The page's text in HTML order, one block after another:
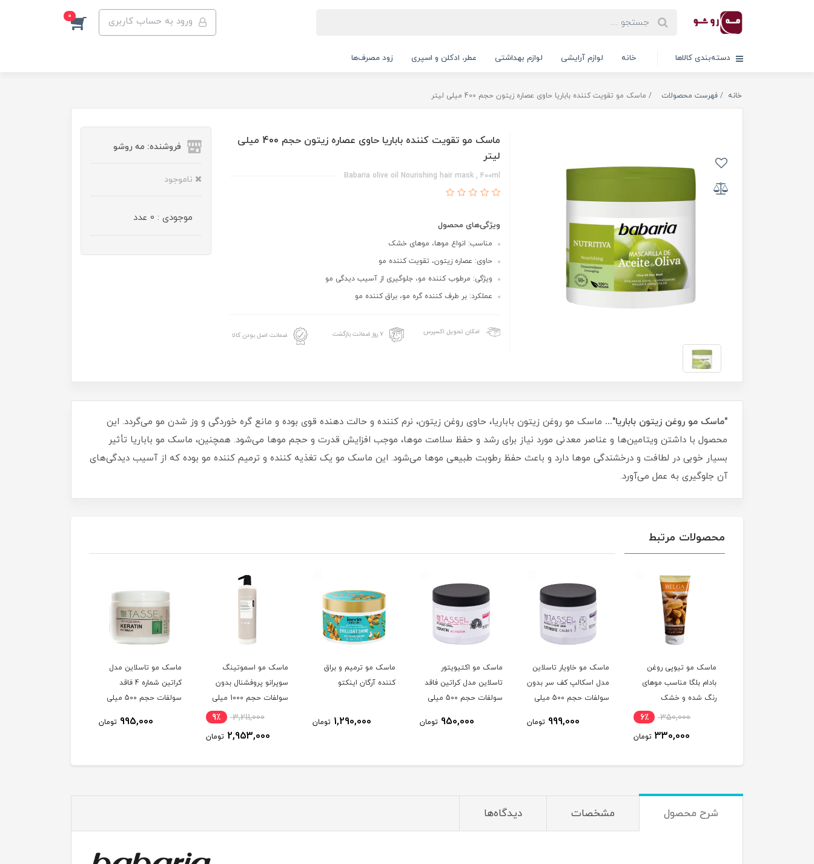
ورود به حساب کاربری 0
دسته‌بندی کالاها خانه لوازم آرایشی لوازم بهداشتی عطر، ادکلن و اسپری زود مصرف‌ها
خانه فهرست محصولات ماسک مو تقویت کننده باباریا حاوی عصاره زیتون حجم 400 میلی لیتر
ماسک مو تقویت کننده باباریا حاوی عصاره زیتون حجم 400 میلی
لیتر
Babaria olive oil Nourishing hair mask , 400ml
ویژگی‌های محصول
مناسب: انواع موها، موهای خشک
حاوی: عصاره زیتون، تقویت کننده مو
ویژگی: مرطوب کننده مو، جلوگیری از آسیب دیدگی مو
عملکرد: بر طرف کننده گره مو، براق کننده مو
امکان تحویل اکسپرس ۷ روز ضمانت بازگشت ضمانت اصل بودن کالا
فروشنده: مه رو‌شو
ناموجود
موجودی : 0 عدد
"ماسک مو روغن زیتون باباریا"... ماسک مو روغن زیتون باباریا، حاوی روغن زیتون، نرم کننده و حالت دهنده قوی بوده و مانع گره خوردگی و وز شدن مو می‌گردد. این
محصول با داشتن ویتامین‌ها و عناصر معدنی مورد نیاز برای رشد و حفظ سلامت موها، موجب افزایش قدرت و حجم موها می‌شود. همچنین، ماسک مو باباریا تأثیر
بسیار خوبی در لطافت و درخشندگی موها دارد و باعث حفظ رطوبت طبیعی موها می‌شود. این ماسک مو یک تغذیه کننده و ترمیم کننده مو بوده که از آسیب دیدگی‌های
آن جلوگیری به عمل می‌آورد.
محصولات مرتبط
ماسک مو تیوپی روغن
بادام بلگا مناسب موهای
رنگ شده و خشک
350,000 6٪
330,000 تومان
ماسک مو خاویار تاسلاین
مدل اسکالپ کف سر بدون
سولفات حجم 500 میلی
999,000 تومان
ماسک مو اکتیویتور
تاسلاین مدل کراتین فاقد
سولفات حجم 500 میلی
950,000 تومان
ماسک مو ترمیم و براق
کننده آرگان اینکتو
1,290,000 تومان
ماسک مو اسموتینگ
سوپرانو پروفشنال بدون
سولفات حجم 1000 میلی
3,211,000 9٪
2,953,000 تومان
ماسک مو تاسلاین مدل
کراتین شماره 4 فاقد
سولفات حجم 500 میلی
995,000 تومان
شرح محصول مشخصات دیدگاه‌ها